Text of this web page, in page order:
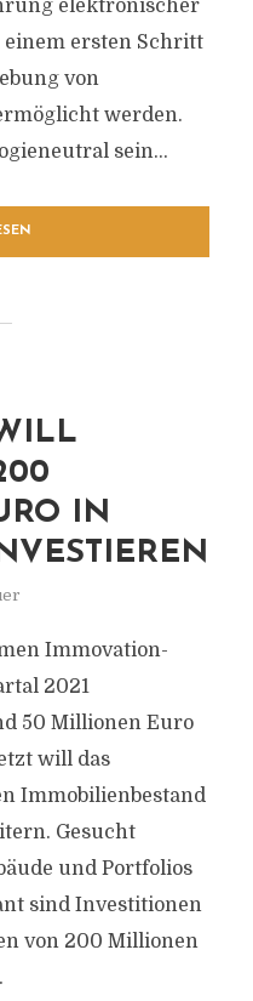
elektronischer
ersten Schritt
von
werden.
sein...
IN
Immovation-
2021
50 Millionen Euro
will das
Immobilienbestand
Gesucht
und Portfolios
sind Investitionen
von 200 Millionen